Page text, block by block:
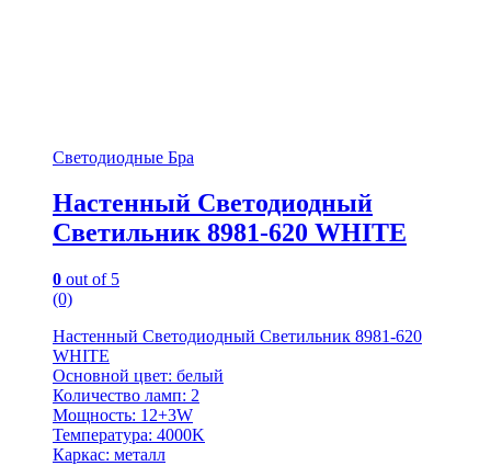
Светодиодные Бра
Настенный Светодиодный
Светильник 8981-620 WHITE
0 out of 5
(0)
Настенный Светодиодный Светильник 8981-620
WHITE
Основной цвет: белый
Количество ламп: 2
Мощность: 12+3W
Температура: 4000K
Каркас: металл